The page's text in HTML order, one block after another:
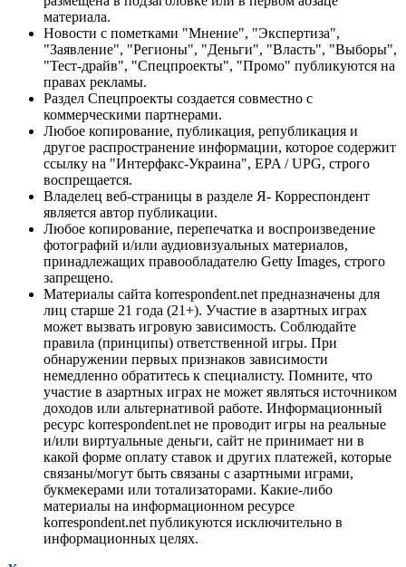
материала.
Новости с пометками "Мнение", "Экспертиза",
"Заявление", "Регионы", "Деньги", "Власть", "Выборы",
"Тест-драйв", "Спецпроекты", "Промо" публикуются на
правах рекламы.
Раздел Спецпроекты создается совместно с
коммерческими партнерами.
Любое копирование, публикация, републикация и
другое распространение информации, которое содержит
ссылку на "Интерфакс-Украина", EPA / UPG, строго
воспрещается.
Владелец веб-страницы в разделе Я- Корреспондент
является автор публикации.
Любое копирование, перепечатка и воспроизведение
фотографий и/или аудиовизуальных материалов,
принадлежащих правообладателю Getty Images, строго
запрещено.
Материалы сайта korrespondent.net предназначены для
лиц старше 21 года (21+). Участие в азартных играх
может вызвать игровую зависимость. Соблюдайте
правила (принципы) ответственной игры. При
обнаружении первых признаков зависимости
немедленно обратитесь к специалисту. Помните, что
участие в азартных играх не может являться источником
доходов или альтернативой работе. Информационный
ресурс korrespondent.net не проводит игры на реальные
и/или виртуальные деньги, сайт не принимает ни в
какой форме оплату ставок и других платежей, которые
связаны/могут быть связаны с азартными играми,
букмекерами или тотализаторами. Какие-либо
материалы на информационном ресурсе
korrespondent.net публикуются исключительно в
информационных целях.